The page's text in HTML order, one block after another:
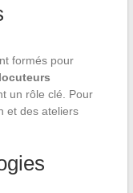
formés pour
un rôle clé. Pour
et des ateliers